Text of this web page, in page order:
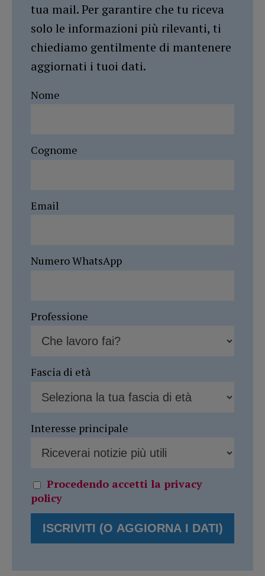
tua mail. Per garantire che tu riceva
solo le informazioni più rilevanti, ti
chiediamo gentilmente di mantenere
aggiornati i tuoi dati.
Nome
Cognome
Email
Numero WhatsApp
Professione
Fascia di età
Interesse principale
Procedendo accetti la privacy
policy